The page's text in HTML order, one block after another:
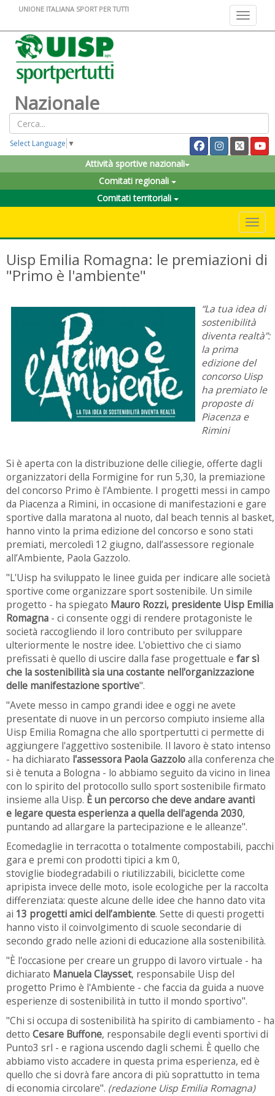
Toggle
UNIONE ITALIANA SPORT PER TUTTI
Nazionale
Select Language ▼
Attività sportive nazionali
Comitati regionali
Comitati territoriali
Uisp Emilia Romagna: le premiazioni di
"Primo è l'ambiente"
“La tua idea di
sostenibilità
diventa realtà”:
la prima
edizione del
concorso Uisp
ha premiato le
proposte di
Piacenza e
Rimini
Si è aperta con la distribuzione delle ciliegie, offerte dagli
organizzatori della Formigine for run 5,30, la premiazione
del concorso Primo è l'Ambiente. I progetti messi in campo
da Piacenza a Rimini, in occasione di manifestazioni e gare
sportive dalla maratona al nuoto, dal beach tennis al basket,
hanno vinto la prima edizione del concorso e sono stati
premiati, mercoledì 12 giugno, dall’assessore regionale
all’Ambiente, Paola Gazzolo.
"L'Uisp ha sviluppato le linee guida per indicare alle società
sportive come organizzare sport sostenibile. Un simile
progetto - ha spiegato Mauro Rozzi, presidente Uisp Emilia
Romagna - ci consente oggi di rendere protagoniste le
società raccogliendo il loro contributo per sviluppare
ulteriormente le nostre idee. L'obiettivo che ci siamo
prefissati è quello di uscire dalla fase progettuale e far sì
che la sostenibilità sia una costante nell'organizzazione
delle manifestazione sportive".
"Avete messo in campo grandi idee e oggi ne avete
presentate di nuove in un percorso compiuto insieme alla
Uisp Emilia Romagna che allo sportpertutti ci permette di
aggiungere l'aggettivo sostenibile. Il lavoro è stato intenso
- ha dichiarato l'assessora Paola Gazzoloalla conferenza che
si è tenuta a Bologna - lo abbiamo seguito da vicino in linea
con lo spirito del protocollo sullo sport sostenibile firmato
insieme alla Uisp. È un percorso che deve andare avanti
e legare questa esperienza a quella dell'agenda 2030,
puntando ad allargare la partecipazione e le alleanze".
Ecomedaglie in terracotta o totalmente compostabili, pacchi
gara e premi con prodotti tipici a km 0,
stoviglie biodegradabili o riutilizzabili, biciclette come
apripista invece delle moto, isole ecologiche per la raccolta
differenziata: queste alcune delle idee che hanno dato vita
ai 13 progetti amici dell’ambiente. Sette di questi progetti
hanno visto il coinvolgimento di scuole secondarie di
secondo grado nelle azioni di educazione alla sostenibilità.
"È l'occasione per creare un gruppo di lavoro virtuale - ha
dichiarato Manuela Claysset, responsabile Uisp del
progetto Primo è l'Ambiente - che faccia da guida a nuove
esperienze di sostenibilità in tutto il mondo sportivo".
"Chi si occupa di sostenibilità ha spirito di cambiamento - ha
detto Cesare Buffone, responsabile degli eventi sportivi di
Punto3 srl - e ragiona uscendo dagli schemi. È quello che
abbiamo visto accadere in questa prima esperienza, ed è
quello che si dovrà fare ancora di più soprattutto in tema
di economia circolare". (redazione Uisp Emilia Romagna)